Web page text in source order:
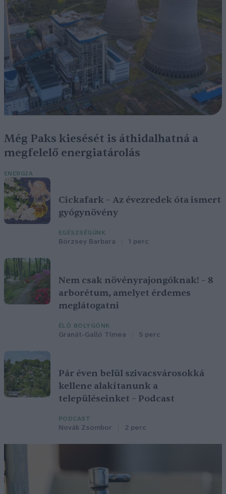
Még Paks kiesését is áthidalhatná a
megfelelő energiatárolás
ENERGIA
Cickafark – Az évezredek óta ismert
gyógynövény
EGÉSZSÉGÜNK
Börzsey Barbara 1 perc
Nem csak növényrajongóknak! – 8
arborétum, amelyet érdemes
meglátogatni
ÉLŐ BOLYGÓNK
Granát-Galló Tímea 5 perc
Pár éven belül szivacsvárosokká
kellene alakítanunk a
településeinket – Podcast
PODCAST
Novák Zsombor 2 perc